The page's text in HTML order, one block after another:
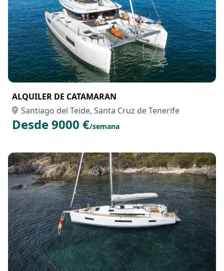
ALQUILER DE CATAMARAN
Santiago del Teide, Santa Cruz de Tenerife
Desde 9000 €/semana